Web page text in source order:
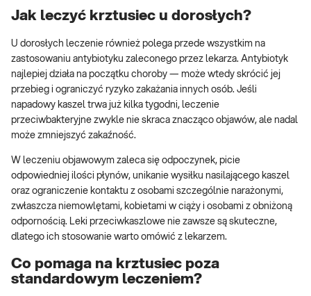
Jak leczyć krztusiec u dorosłych?
U dorosłych leczenie również polega przede wszystkim na
zastosowaniu antybiotyku zaleconego przez lekarza. Antybiotyk
najlepiej działa na początku choroby — może wtedy skrócić jej
przebieg i ograniczyć ryzyko zakażania innych osób. Jeśli
napadowy kaszel trwa już kilka tygodni, leczenie
przeciwbakteryjne zwykle nie skraca znacząco objawów, ale nadal
może zmniejszyć zakaźność.
W leczeniu objawowym zaleca się odpoczynek, picie
odpowiedniej ilości płynów, unikanie wysiłku nasilającego kaszel
oraz ograniczenie kontaktu z osobami szczególnie narażonymi,
zwłaszcza niemowlętami, kobietami w ciąży i osobami z obniżoną
odpornością. Leki przeciwkaszlowe nie zawsze są skuteczne,
dlatego ich stosowanie warto omówić z lekarzem.
Co pomaga na krztusiec poza
standardowym leczeniem?